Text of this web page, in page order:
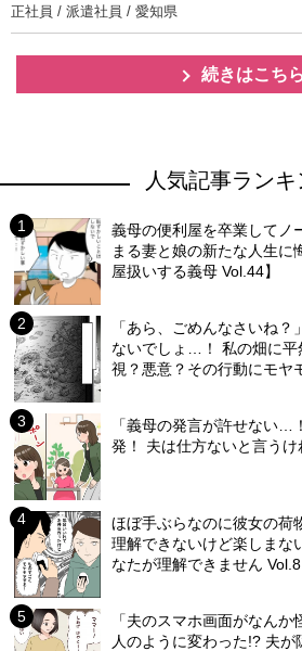
正社員 / 派遣社員 / 愛知県
続きはこちら
人気記事ラン
義母の便利屋を卒業してノ
まる妻と娘の新たな人生に
屋扱いする義母 Vol.44】
「あら、ごめんなさいね
ないでしょ…！ 私の畑に
視？悪意？その行動にモヤ
「義母の発言が許せない…
発！ 夫は仕方ないと言うけ
ほぼ手ぶらなのに彼女の荷
理解できないけど楽しまな
なたが理解できません Vol.8
「夫のスマホ画面がなん
人のように変わった!? 夫が